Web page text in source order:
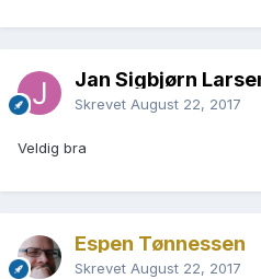
Jan Sigbjørn
Skrevet August 22, 2017
Veldig bra
Espen Tønnessen
Skrevet August 22, 2017